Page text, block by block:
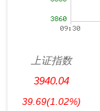
上证指数
3940.04
39.69(1.02%)